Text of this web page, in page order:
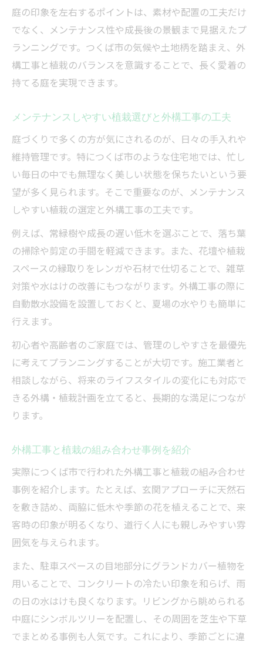
庭の印象を左右するポイントは、素材や配置の工夫だけ
でなく、メンテナンス性や成長後の景観まで見据えたプ
ランニングです。つくば市の気候や土地柄を踏まえ、外
構工事と植栽のバランスを意識することで、長く愛着の
持てる庭を実現できます。
メンテナンスしやすい植栽選びと外構工事の工夫
庭づくりで多くの方が気にされるのが、日々の手入れや
維持管理です。特につくば市のような住宅地では、忙し
い毎日の中でも無理なく美しい状態を保ちたいという要
望が多く見られます。そこで重要なのが、メンテナンス
しやすい植栽の選定と外構工事の工夫です。
例えば、常緑樹や成長の遅い低木を選ぶことで、落ち葉
の掃除や剪定の手間を軽減できます。また、花壇や植栽
スペースの縁取りをレンガや石材で仕切ることで、雑草
対策や水はけの改善にもつながります。外構工事の際に
自動散水設備を設置しておくと、夏場の水やりも簡単に
行えます。
初心者や高齢者のご家庭では、管理のしやすさを最優先
に考えてプランニングすることが大切です。施工業者と
相談しながら、将来のライフスタイルの変化にも対応で
きる外構・植栽計画を立てると、長期的な満足につなが
ります。
外構工事と植栽の組み合わせ事例を紹介
実際につくば市で行われた外構工事と植栽の組み合わせ
事例を紹介します。たとえば、玄関アプローチに天然石
を敷き詰め、両脇に低木や季節の花を植えることで、来
客時の印象が明るくなり、道行く人にも親しみやすい雰
囲気を与えられます。
また、駐車スペースの目地部分にグランドカバー植物を
用いることで、コンクリートの冷たい印象を和らげ、雨
の日の水はけも良くなります。リビングから眺められる
中庭にシンボルツリーを配置し、その周囲を芝生や下草
でまとめる事例も人気です。これにより、季節ごとに違